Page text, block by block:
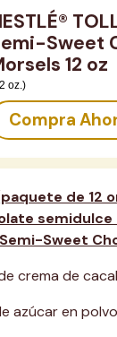
Sweet
12 oz
oz.)
Compra
de 12
semidulce
Semi-Sweet
crema de
azúcar en polvo